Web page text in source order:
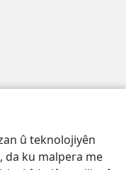
û teknolojiyên
da ku malpera me